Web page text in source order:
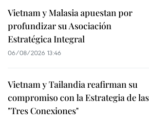
Vietnam y Malasia apuestan por
profundizar su Asociación
Estratégica Integral
06/08/2026 13:46
Vietnam y Tailandia reafirman su
compromiso con la Estrategia de las
"Tres Conexiones"